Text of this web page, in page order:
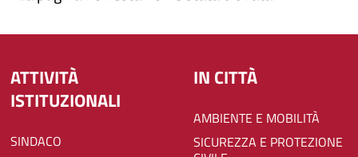
ATTIVITÀ
ISTITUZIONALI
SINDACO
IN CITTÀ
AMBIENTE E MOBILITÀ
SICUREZZA E PROTEZIONE